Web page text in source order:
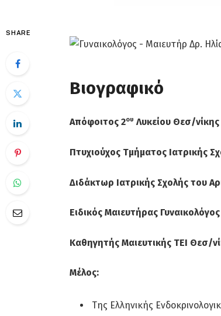
SHARE
Βιογραφικό
Απόφοιτος 2ου Λυκείου Θεσ/νίκης
Πτυχιούχος Τμήματος Ιατρικής
Διδάκτωρ Ιατρικής Σχολής του
Ειδικός Μαιευτήρας
Καθηγητής Μαιευτικής ΤΕΙ Θεσ/
Μέλος:
Της Ελληνικής